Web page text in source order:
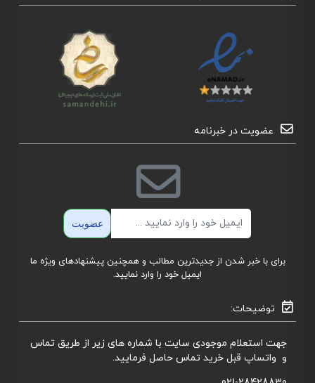
عضویت در خبرنامه
عضویت
برای با خبر شدن از جدیدترین مطالب و همچنین پیشنهادهای ویژه ما
ایمیل خود را وارد نمایید.
توضیحات:
جهت استعلام موجودی سایت با شماره های زیر از طریق تماس
و واتساپ قبل خرید تماس حاصل فرمایید.